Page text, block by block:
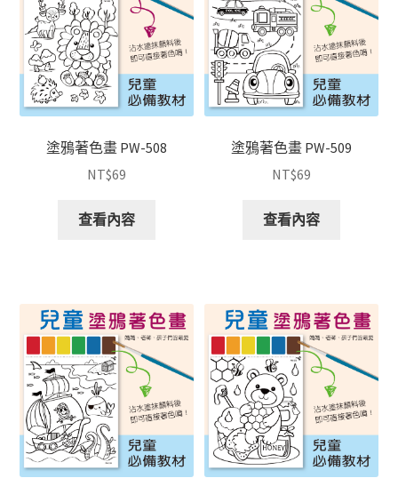
塗鴉著色畫 PW-508
NT$69
查看內容
塗鴉著色畫 PW-509
NT$69
查看內容